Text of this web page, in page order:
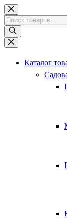
Перейти
к
сути
Поиск
товаров
Каталог